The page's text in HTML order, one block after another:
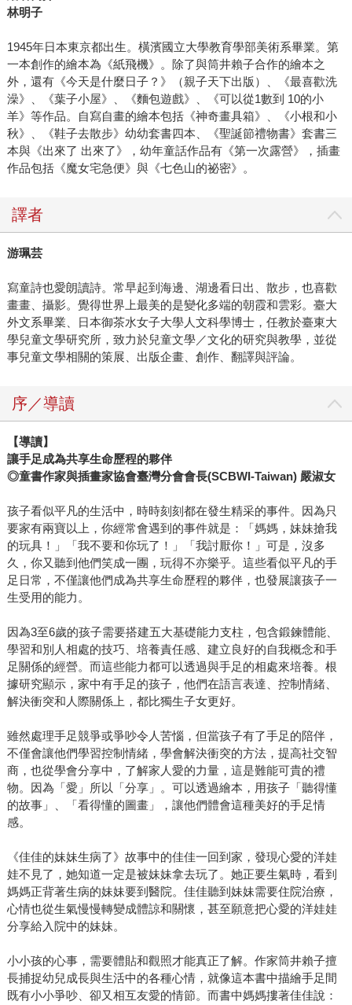
林明子
1945年日本東京都出生。橫濱國立大學教育學部美術系畢業。第
一本創作的繪本為《紙飛機》。除了與筒井賴子合作的繪本之
外，還有《今天是什麼日子？》（親子天下出版）、《最喜歡洗
澡》、《葉子小屋》、《麵包遊戲》、《可以從1數到 10的小
羊》等作品。自寫自畫的繪本包括《神奇畫具箱》、《小根和小
秋》、《鞋子去散步》幼幼套書四本、《聖誕節禮物書》套書三
本與《出來了 出來了》，幼年童話作品有《第一次露營》，插畫
作品包括《魔女宅急便》與《七色山的祕密》。
譯者
游珮芸
寫童詩也愛朗讀詩。常早起到海邊、湖邊看日出、散步，也喜歡
畫畫、攝影。覺得世界上最美的是變化多端的朝霞和雲彩。臺大
外文系畢業、日本御茶水女子大學人文科學博士，任教於臺東大
學兒童文學研究所，致力於兒童文學／文化的研究與教學，並從
事兒童文學相關的策展、出版企畫、創作、翻譯與評論。
序／導讀
【導讀】
讓手足成為共享生命歷程的夥伴
◎童書作家與插畫家協會臺灣分會會長(SCBWI-Taiwan) 嚴淑女
孩子看似平凡的生活中，時時刻刻都在發生精采的事件。因為只
要家有兩寶以上，你經常會遇到的事件就是：「媽媽，妹妹搶我
的玩具！」「我不要和你玩了！」「我討厭你！」可是，沒多
久，你又聽到他們笑成一團，玩得不亦樂乎。這些看似平凡的手
足日常，不僅讓他們成為共享生命歷程的夥伴，也發展讓孩子一
生受用的能力。
因為3至6歲的孩子需要搭建五大基礎能力支柱，包含鍛鍊體能、
學習和別人相處的技巧、培養責任感、建立良好的自我概念和手
足關係的經營。而這些能力都可以透過與手足的相處來培養。根
據研究顯示，家中有手足的孩子，他們在語言表達、控制情緒、
解決衝突和人際關係上，都比獨生子女更好。
雖然處理手足競爭或爭吵令人苦惱，但當孩子有了手足的陪伴，
不僅會讓他們學習控制情緒，學會解決衝突的方法，提高社交智
商，也從學會分享中，了解家人愛的力量，這是難能可貴的禮
物。因為「愛」所以「分享」。可以透過繪本，用孩子「聽得懂
的故事」、「看得懂的圖畫」，讓他們體會這種美好的手足情
感。
《佳佳的妹妹生病了》故事中的佳佳一回到家，發現心愛的洋娃
娃不見了，她知道一定是被妹妹拿去玩了。她正要生氣時，看到
媽媽正背著生病的妹妹要到醫院。佳佳聽到妹妹需要住院治療，
心情也從生氣慢慢轉變成體諒和關懷，甚至願意把心愛的洋娃娃
分享給入院中的妹妹。
小小孩的心事，需要體貼和觀照才能真正了解。作家筒井賴子擅
長捕捉幼兒成長與生活中的各種心情，就像這本書中描繪手足間
既有小小爭吵、卻又相互友愛的情節。而書中媽媽摟著佳佳說：